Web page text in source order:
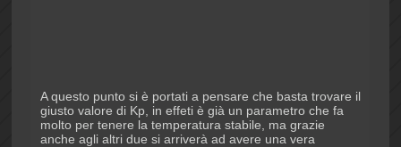
A questo punto si è portati a pensare che basta trovare il
giusto valore di Kp, in effeti è già un parametro che fa
molto per tenere la temperatura stabile, ma grazie
anche agli altri due si arriverà ad avere una vera